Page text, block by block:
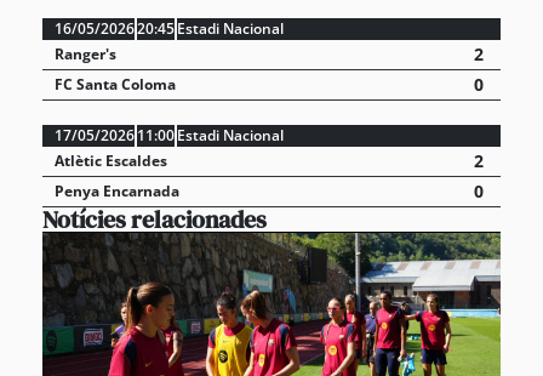
16/05/202620:45Estadi Nacional
Ranger's
2
FC Santa Coloma 0
17/05/202611:00Estadi Nacional
Atlètic Escaldes
2
Penya Encarnada 0
Notícies relacionades